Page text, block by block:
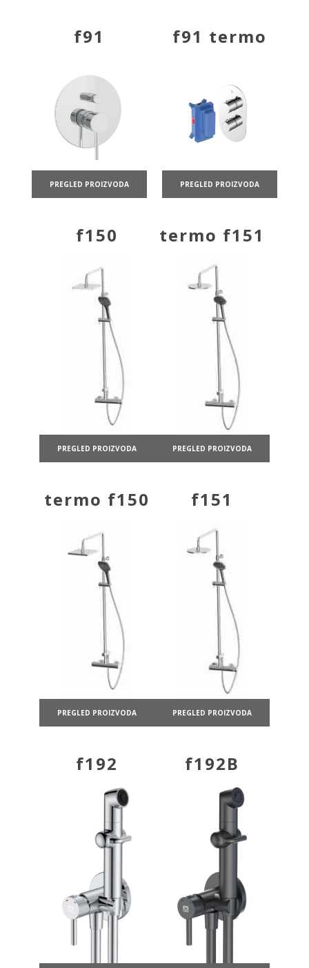
f91
PREGLED PROIZVODA
f91 termo
PREGLED PROIZVODA
f150
PREGLED PROIZVODA
termo f151
PREGLED PROIZVODA
termo f150
PREGLED PROIZVODA
f151
PREGLED PROIZVODA
f192 f192B